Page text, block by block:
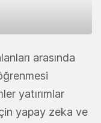
arasında
yatırımlar
yapay zeka ve